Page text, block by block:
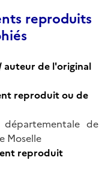
reproduits
de l'original
reproduit ou de
de
Moselle
reproduit